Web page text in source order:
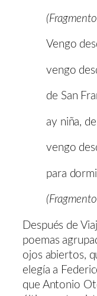
Vengo
vengo
de San
ay niña,
vengo
para
Después de
poemas
ojos abiertos,
elegía a
que Antonio